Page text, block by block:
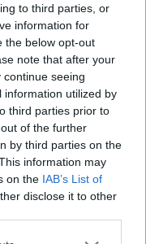
to third parties, or
information for
the below opt-out
note that after your
seeing
information utilized by
third parties prior to
of the further
by third parties on the
information may
on the IAB’s List of
disclose it to other
one or more Google
πολιτείας
την
Τραμπ
δεύτερη
εξελέγη ποτέ
καταγωγής. Η
στο Οκλαντ
της
γονείς της